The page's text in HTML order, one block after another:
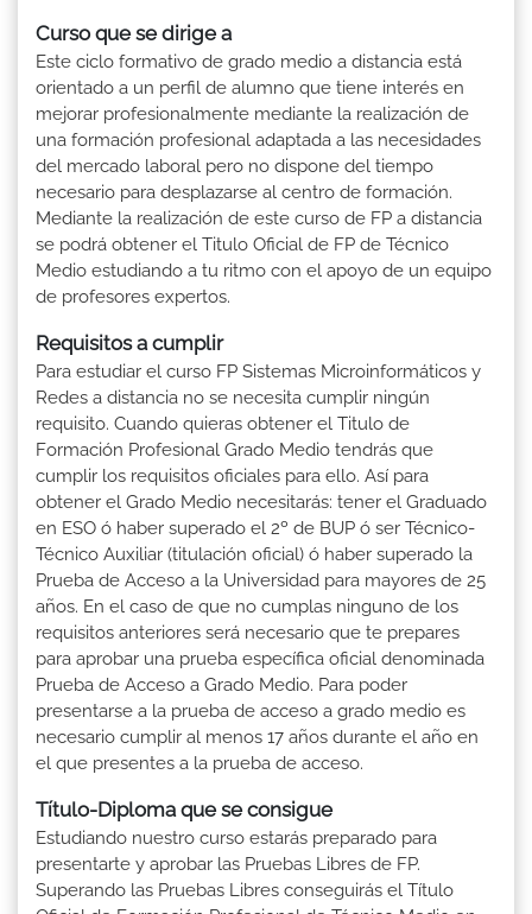
Curso que se dirige a
Este ciclo formativo de grado medio a distancia está
orientado a un perfil de alumno que tiene interés en
mejorar profesionalmente mediante la realización de
una formación profesional adaptada a las necesidades
del mercado laboral pero no dispone del tiempo
necesario para desplazarse al centro de formación.
Mediante la realización de este curso de FP a distancia
se podrá obtener el Titulo Oficial de FP de Técnico
Medio estudiando a tu ritmo con el apoyo de un equipo
de profesores expertos.
Requisitos a cumplir
Para estudiar el curso FP Sistemas Microinformáticos y
Redes a distancia no se necesita cumplir ningún
requisito. Cuando quieras obtener el Titulo de
Formación Profesional Grado Medio tendrás que
cumplir los requisitos oficiales para ello. Así para
obtener el Grado Medio necesitarás: tener el Graduado
en ESO ó haber superado el 2º de BUP ó ser Técnico-
Técnico Auxiliar (titulación oficial) ó haber superado la
Prueba de Acceso a la Universidad para mayores de 25
años. En el caso de que no cumplas ninguno de los
requisitos anteriores será necesario que te prepares
para aprobar una prueba específica oficial denominada
Prueba de Acceso a Grado Medio. Para poder
presentarse a la prueba de acceso a grado medio es
necesario cumplir al menos 17 años durante el año en
el que presentes a la prueba de acceso.
Título-Diploma que se consigue
Estudiando nuestro curso estarás preparado para
presentarte y aprobar las Pruebas Libres de FP.
Superando las Pruebas Libres conseguirás el Título